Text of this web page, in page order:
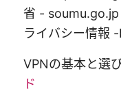
省 -
ライバシー情
VPNの基本と選
ド